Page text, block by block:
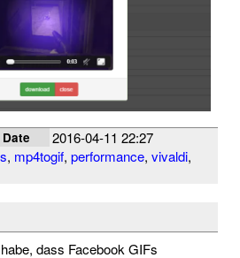
Date 2016-04-11 22:27
, mp4togif, performance, vivaldi,
dass Facebook GIFs